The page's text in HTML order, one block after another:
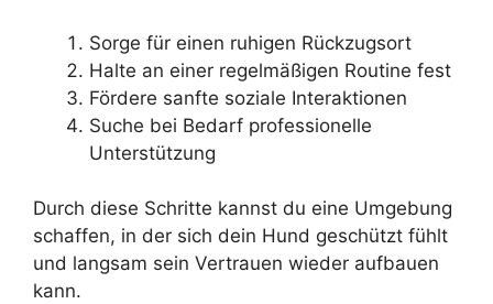
Sorge für einen ruhigen Rückzugsort
Halte an einer regelmäßigen Routine fest
Fördere sanfte soziale Interaktionen
Suche bei Bedarf professionelle
Unterstützung
Durch diese Schritte kannst du eine Umgebung
schaffen, in der sich dein Hund geschützt fühlt
und langsam sein Vertrauen wieder aufbauen
kann.